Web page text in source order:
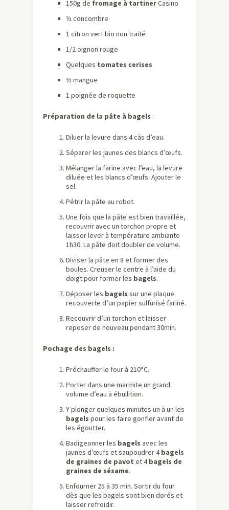
150g de fromage à tartinerCasino
½ concombre
1 citron vert bio non traité
1/2 oignon rouge
Quelques tomates cerises
½ mangue
1 poignée de roquette
Préparation de la pâte à bagels :
Diluer la levure dans 4 càs d’eau.
Séparer les jaunes des blancs d’œufs.
Mélanger la farine avec l’eau, la levure
diluée et les blancs d’œufs. Ajouter le
sel.
Pétrir la pâte au robot.
Une fois que la pâte est bien travaillée,
recouvrir avec un torchon propre et
laisser lever à température ambiante
1h30. La pâte doit doubler de volume.
Diviser la pâte en 8 et former des
boules. Creuser le centre à l’aide du
doigt pour former les bagels.
Déposer les bagels sur une plaque
recouverte d’un papier sulfurisé fariné.
Recouvrir d’un torchon et laisser
reposer de nouveau pendant 30min.
Pochage des bagels :
Préchauffer le four à 210°C.
Porter dans une marmite un grand
volume d’eau à ébullition.
Y plonger quelques minutes un à un les
bagels pour les faire gonfler avant de
les égoutter.
Badigeonner les bagels avec les
jaunes d’œufs et saupoudrer 4bagels
de graines de pavot et 4bagels de
graines de sésame.
Enfourner 25 à 35 min. Sortir du four
dès que les bagels sont bien dorés et
laisser refroidir.